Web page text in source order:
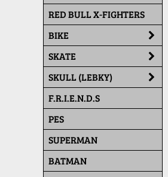
RED BULL X-FIGHTERS
BIKE
SKATE
SKULL (LEBKY)
F.R.I.E.N.D.S
PES
SUPERMAN
BATMAN